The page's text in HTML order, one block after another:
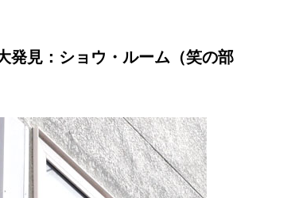
発見：ショウ・ルーム（笑の部